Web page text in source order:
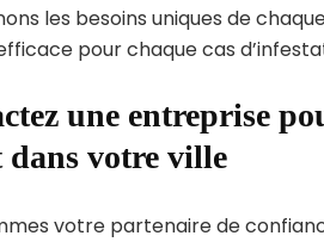
les besoins uniques de
pour chaque cas
une entreprise
votre ville
votre partenaire de